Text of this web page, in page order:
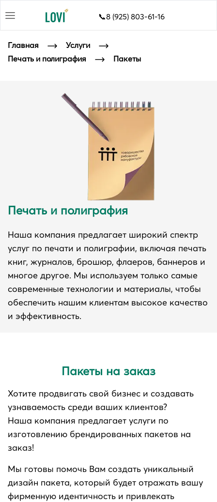
📞8 (925) 803-61-16
Главная
Услуги
Печать и полиграфия
Пакеты
Печать и полиграфия
Наша компания предлагает широкий спектр
услуг по печати и полиграфии, включая печать
книг, журналов, брошюр, флаеров, баннеров и
многое другое. Мы используем только самые
современные технологии и материалы, чтобы
обеспечить нашим клиентам высокое качество
и эффективность.
Пакеты на заказ
Хотите продвигать свой бизнес и создавать
узнаваемость среди ваших клиентов?
Наша компания предлагает услуги по
изготовлению брендированных пакетов на
заказ!
Мы готовы помочь Вам создать уникальный
дизайн пакета, который будет отражать вашу
фирменную идентичность и привлекать